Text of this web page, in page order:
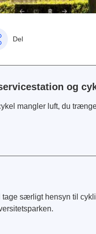
Del
og
mangler luft, du
særligt hensyn til